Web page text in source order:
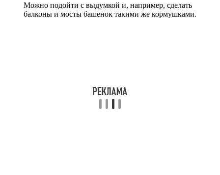
Можно подойти с выдумкой и, например, сделать
балконы и мосты башенок такими же кормушками.